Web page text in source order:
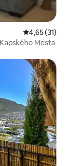
Priemerné
4,65 (31)
Mesta